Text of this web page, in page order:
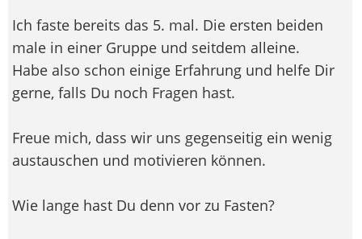
Ich faste bereits das 5. mal. Die ersten beiden
male in einer Gruppe und seitdem alleine.
Habe also schon einige Erfahrung und helfe Dir
gerne, falls Du noch Fragen hast.
Freue mich, dass wir uns gegenseitig ein wenig
austauschen und motivieren können.
Wie lange hast Du denn vor zu Fasten?